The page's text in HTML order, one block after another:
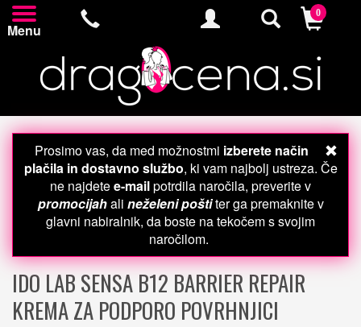
Menu
0
Prosimo vas, da med možnostmi izberete način
plačila in dostavno službo, ki vam najbolj ustreza. Če
ne najdetee-mailpotrdila naročila, preverite v
promocijahali neželeni poštiter ga premaknite v
glavni nabiralnik, da boste na tekočem s svojim
naročilom.
IDO LAB SENSA B12 BARRIER REPAIR
KREMA ZA PODPORO POVRHNJICI